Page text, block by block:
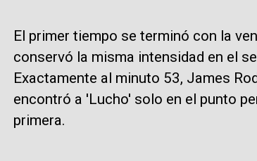
El primer tiempo se terminó con la
conservó la misma intensidad en el
Exactamente al minuto 53, James
encontró a 'Lucho' solo en el punto
primera.